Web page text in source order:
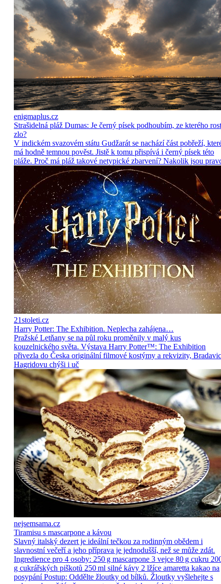
enigmaplus.cz
Strašidelná pláž Dumas: Je černý písek podhoubím, ze kterého
zlo?
V indickém svazovém státu Gudžarát se nachází část pobřeží,
má hodně temnou pověst. Jistě k tomu přispívá i černý písek této
pláže. Proč má pláž takové netypické zbarvení? Nakolik jsou
21stoleti.cz
Harry Potter: The Exhibition. Neplecha zahájena…
Pražské Letňany se na půl roku proměnily v malý kus
kouzelnického světa. Výstava Harry Potter™: The Exhibition
přivezla do Česka originální filmové kostýmy a rekvizity,
Hagridovu chýši i uč
nejsemsama.cz
Tiramisu s mascarpone a kávou
Slavný italský dezert je ideální tečkou za rodinným obědem i
slavnostní večeří a jeho příprava je jednodušší, než se může zdát.
Ingredience pro 4 osoby: 250 g mascarpone 3 vejce 80 g cukru
g cukrářských piškotů 250 ml silné kávy 2 lžíce amaretta kakao na
posypání Postup: Oddělte žloutky od bílků. Žloutky vyšlehejte s